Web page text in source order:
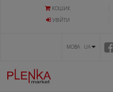
КОШИК
УВIЙТИ
МОВА UA